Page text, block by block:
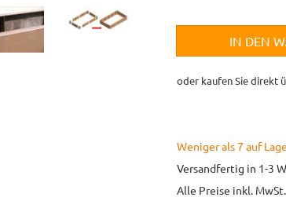
IN DEN
oder kaufen Sie direkt
Weniger als 7 auf
Versandfertig in 1-3
Alle Preise inkl. MwSt.